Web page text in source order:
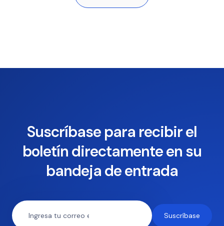
Suscríbase para recibir el
boletín directamente en su
bandeja de entrada